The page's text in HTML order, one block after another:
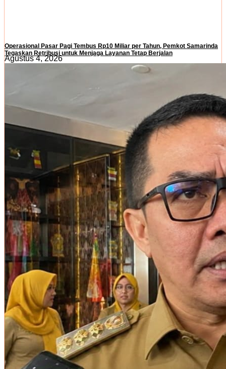
Operasional Pasar Pagi Tembus Rp10 Miliar per Tahun, Pemkot Samarinda
Tegaskan Retribusi untuk Menjaga Layanan Tetap Berjalan
Agustus 4, 2026